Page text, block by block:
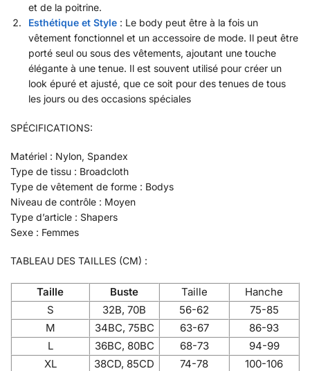
et de la poitrine.
Esthétique et Style : Le body peut être à la fois un
vêtement fonctionnel et un accessoire de mode. Il peut être
porté seul ou sous des vêtements, ajoutant une touche
élégante à une tenue. Il est souvent utilisé pour créer un
look épuré et ajusté, que ce soit pour des tenues de tous
les jours ou des occasions spéciales
SPÉCIFICATIONS:
Matériel : Nylon, Spandex
Type de tissu : Broadcloth
Type de vêtement de forme : Bodys
Niveau de contrôle : Moyen
Type d’article : Shapers
Sexe : Femmes
TABLEAU DES TAILLES (CM) :
Taille Buste Taille
Hanche
S
32B, 70B 56-62
75-85
M
34BC, 75BC 63-67
86-93
L
36BC, 80BC 68-73
94-99
XL
38CD, 85CD 74-78
100-106